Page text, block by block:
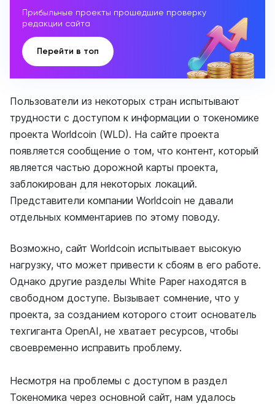
Прибыльные проекты прошедшие проверку
редакции сайта
Перейти в топ
Пользователи из некоторых стран испытывают
трудности с доступом к информации о токеномике
проекта Worldcoin (WLD). На сайте проекта
появляется сообщение о том, что контент, который
является частью дорожной карты проекта,
заблокирован для некоторых локаций.
Представители компании Worldcoin не давали
отдельных комментариев по этому поводу.
Возможно, сайт Worldcoin испытывает высокую
нагрузку, что может привести к сбоям в его работе.
Однако другие разделы White Paper находятся в
свободном доступе. Вызывает сомнение, что у
проекта, за созданием которого стоит основатель
техгиганта OpenAI, не хватает ресурсов, чтобы
своевременно исправить проблему.
Несмотря на проблемы с доступом в раздел
Токеномика через основной сайт, нам удалось